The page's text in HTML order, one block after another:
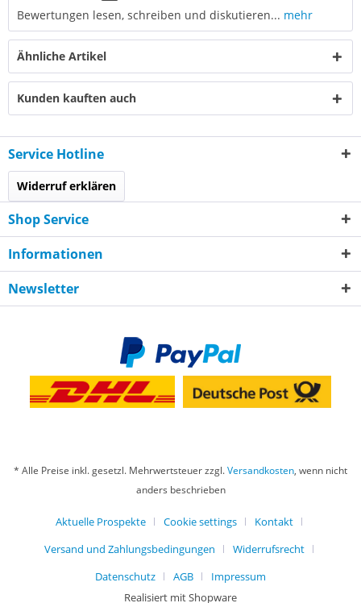
Bewertungen lesen, schreiben und diskutieren... mehr
Ähnliche Artikel
Kunden kauften auch
Service Hotline
Widerruf erklären
Shop Service
Informationen
Newsletter
* Alle Preise inkl. gesetzl. Mehrwertsteuer zzgl.Versandkosten, wenn nicht
anders beschrieben
Aktuelle Prospekte Cookie settings
Kontakt
Versand und Zahlungsbedingungen
Widerrufsrecht
Datenschutz
AGB
Impressum
Realisiert mit Shopware